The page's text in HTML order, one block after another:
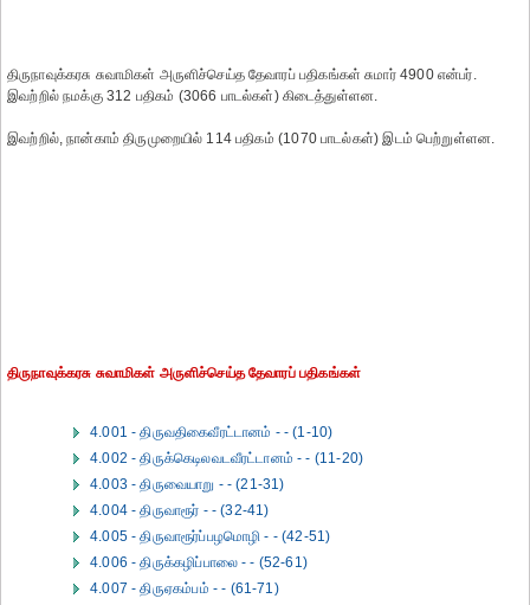
திருநாவுக்கரசு சுவாமிகள் அருளிச்செய்த தேவாரப் பதிகங்கள் சுமார் 4900 என்பர்.
இவற்றில் நமக்கு 312 பதிகம் (3066 பாடல்கள்) கிடைத்துள்ளன.
இவற்றில், நான்காம் திருமுறையில் 114 பதிகம் (1070 பாடல்கள்) இடம் பெற்றுள்ளன.
திருநாவுக்கரசு சுவாமிகள் அருளிச்செய்த தேவாரப் பதிகங்கள்
4.001 - திருவதிகைவீரட்டானம் - - (1-10)
4.002 - திருக்கெடிலவடவீரட்டானம் - - (11-20)
4.003 - திருவையாறு - - (21-31)
4.004 - திருவாரூர் - - (32-41)
4.005 - திருவாரூர்ப்பழமொழி - - (42-51)
4.006 - திருக்கழிப்பாலை - - (52-61)
4.007 - திருஏகம்பம் - - (61-71)